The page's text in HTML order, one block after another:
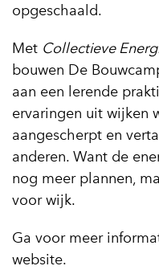
opgeschaald.
Met Collectieve
bouwen De
aan een lerende
ervaringen uit wijken
aangescherpt en
anderen. Want de
nog meer plannen,
voor wijk.
Ga voor meer
website.